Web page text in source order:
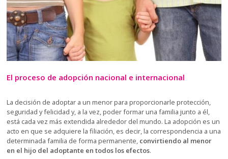
El proceso de adopción nacional e internacional
La decisión de adoptar a un menor para proporcionarle protección,
seguridad y felicidad y, a la vez, poder formar una familia junto a él,
está cada vez más extendida alrededor del mundo. La adopción es un
acto en que se adquiere la filiación, es decir, la correspondencia a una
determinada familia de forma permanente, convirtiendo al menor
en el hijo del adoptante en todos los efectos.